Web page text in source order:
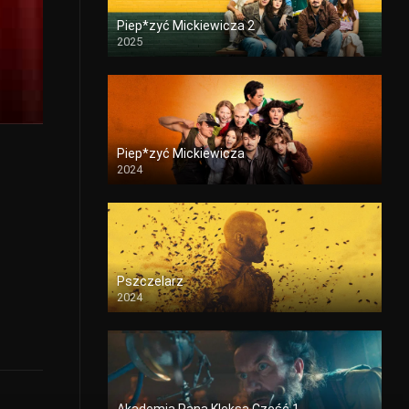
2002 2001 2000
1999 1997 1996
1995 1994 1993
1990
1986 1985 1984
1983 1981 1980
1979 1977 1973
1972 1971 1970
1968
Piep*zyć Mickiewicza 2
2025
Piep*zyć Mickiewicza
2024
Pszczelarz
2024